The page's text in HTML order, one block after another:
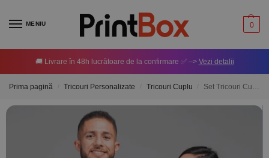
MENIU 0
🚚 Livrare în 48h lucrătoare de la confirmare ✅ –> Vezi detalii
Prima pagină Tricouri Personalizate Tricouri Cuplu Set Tricouri Cuplu Personalizate – Ți-am furat